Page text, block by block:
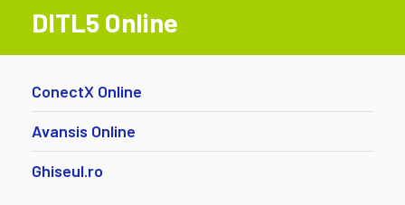
DITL5 Online
ConectX Online
Avansis Online
Ghiseul.ro